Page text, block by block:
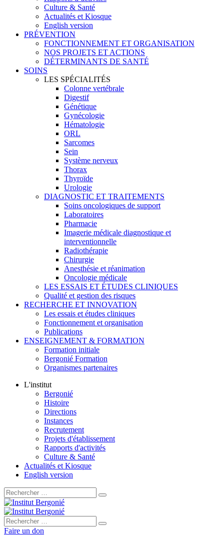
Culture & Santé
Actualités et Kiosque
English version
PRÉVENTION
FONCTIONNEMENT ET ORGANISATION
NOS PROJETS ET ACTIONS
DÉTERMINANTS DE SANTÉ
SOINS
LES SPÉCIALITÉS
Colonne vertébrale
Digestif
Génétique
Gynécologie
Hématologie
ORL
Sarcomes
Sein
Système nerveux
Thorax
Thyroïde
Urologie
DIAGNOSTIC ET TRAITEMENTS
Soins oncologiques de support
Laboratoires
Pharmacie
Imagerie médicale diagnostique et
interventionnelle
Radiothérapie
Chirurgie
Anesthésie et réanimation
Oncologie médicale
LES ESSAIS ET ÉTUDES CLINIQUES
Qualité et gestion des risques
RECHERCHE ET INNOVATION
Les essais et études cliniques
Fonctionnement et organisation
Publications
ENSEIGNEMENT & FORMATION
Formation initiale
Bergonié Formation
Organismes partenaires
L'institut
Bergonié
Histoire
Directions
Instances
Recrutement
Projets d'établissement
Rapports d'activités
Culture & Santé
Actualités et Kiosque
English version
Rechercher :
Rechercher :
Faire un don